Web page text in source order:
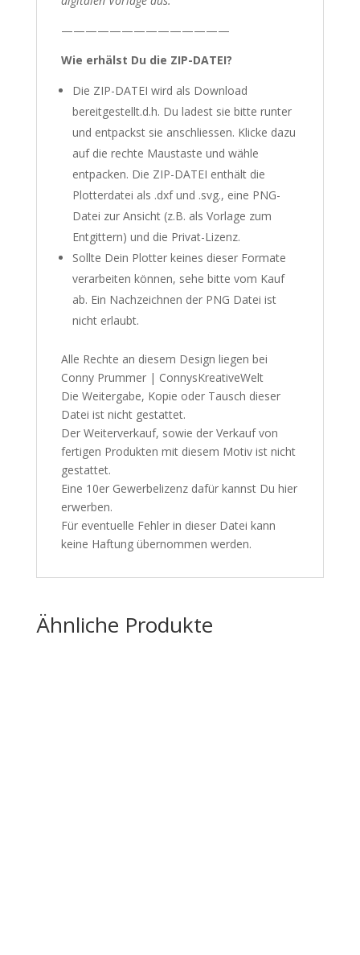
——————————————
Wie erhälst Du die ZIP-DATEI?
Die ZIP-DATEI wird als Download
bereitgestellt.d.h. Du ladest sie bitte runter
und entpackst sie anschliessen. Klicke dazu
auf die rechte Maustaste und wähle
entpacken. Die ZIP-DATEI enthält die
Plotterdatei als .dxf und .svg., eine PNG-
Datei zur Ansicht (z.B. als Vorlage zum
Entgittern) und die Privat-Lizenz.
Sollte Dein Plotter keines dieser Formate
verarbeiten können, sehe bitte vom Kauf
ab. Ein Nachzeichnen der PNG Datei ist
nicht erlaubt.
Alle Rechte an diesem Design liegen bei
Conny Prummer | ConnysKreativeWelt
Die Weitergabe, Kopie oder Tausch dieser
Datei ist nicht gestattet.
Der Weiterverkauf, sowie der Verkauf von
fertigen Produkten mit diesem Motiv ist nicht
gestattet.
Eine 10er Gewerbelizenz dafür kannst Du hier
erwerben.
Für eventuelle Fehler in dieser Datei kann
keine Haftung übernommen werden.
Ähnliche Produkte